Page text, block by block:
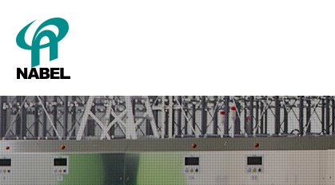
会社概要
SMART Cube パッキング グレーディング
新卒採用 キャリア